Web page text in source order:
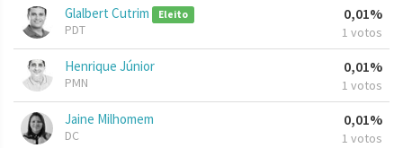
Glalbert Cutrim Eleito
PDT
0,01%
1 votos
Henrique Júnior
PMN
0,01%
1 votos
Jaine Milhomem
DC
0,01%
1 votos